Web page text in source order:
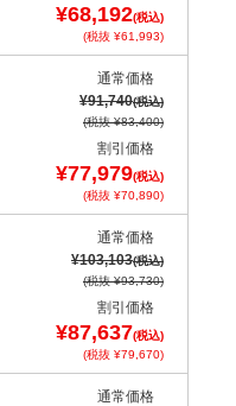
¥68,192(税込)
(税抜 ¥61,993)
通常価格
¥91,740(税込)
(税抜 ¥83,400)
割引価格
¥77,979(税込)
(税抜 ¥70,890)
通常価格
¥103,103(税込)
(税抜 ¥93,730)
割引価格
¥87,637(税込)
(税抜 ¥79,670)
通常価格